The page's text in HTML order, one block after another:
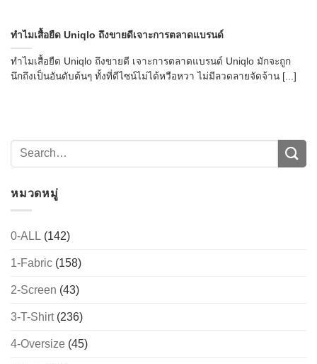
ทำไมเสื้อยืด Uniqlo ถึงขายดีเจาะการตลาดแบรนด์
ทำไมเสื้อยืด Uniqlo ถึงขายดี เจาะการตลาดแบรนด์ Uniqlo มักจะถูก
นึกถึงเป็นอันดับต้นๆ ทั้งที่ดีไซน์ไม่ได้หวือหวา ไม่มีลวดลายจัดจ้าน [...]
หมวดหมู่
0-ALL (142)
1-Fabric (158)
2-Screen (43)
3-T-Shirt(236)
4-Oversize (45)